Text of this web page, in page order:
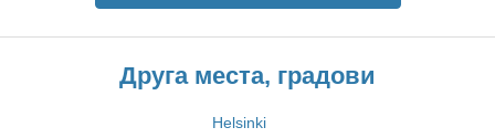
Друга места, градови
Helsinki